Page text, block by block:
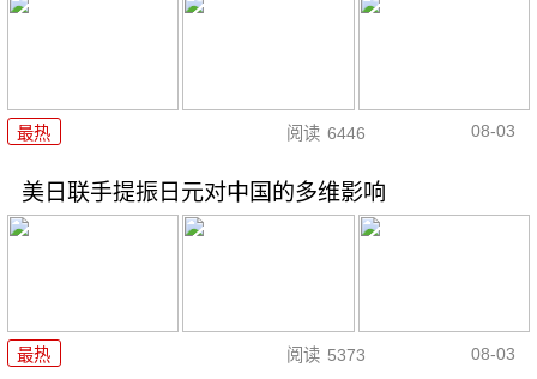
最热 阅读 6446 08-03
美日联手提振日元对中国的多维影响
最热 阅读 5373 08-03